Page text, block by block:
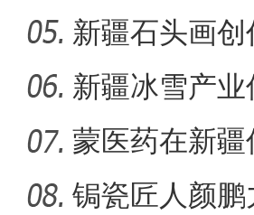
新疆兵团第
新疆石头画
新疆冰雪产业
蒙医药在新
锔瓷匠人颜鹏